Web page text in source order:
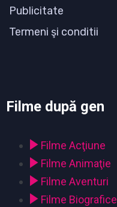
Publicitate
Termeni şi conditii
Filme după gen
Filme Acţiune
Filme Animaţie
Filme Aventuri
Filme Biografice